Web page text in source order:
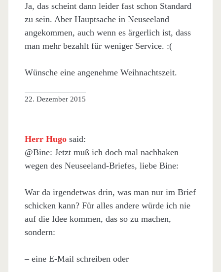
Ja, das scheint dann leider fast schon Standard
zu sein. Aber Hauptsache in Neuseeland
angekommen, auch wenn es ärgerlich ist, dass
man mehr bezahlt für weniger Service. :(
Wünsche eine angenehme Weihnachtszeit.
22. Dezember 2015
Herr Hugo said:
@Bine: Jetzt muß ich doch mal nachhaken
wegen des Neuseeland-Briefes, liebe Bine:
War da irgendetwas drin, was man nur im Brief
schicken kann? Für alles andere würde ich nie
auf die Idee kommen, das so zu machen,
sondern:
– eine E-Mail schreiben oder